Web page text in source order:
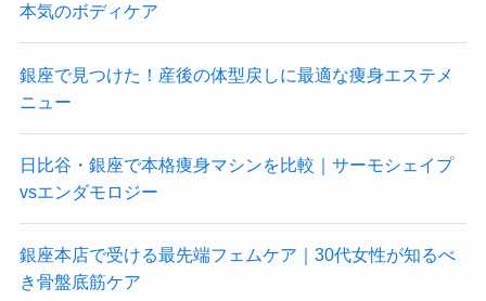
本気のボディケア
銀座で見つけた！産後の体型戻しに最適な痩身エステメ
ニュー
日比谷・銀座で本格痩身マシンを比較｜サーモシェイプ
vsエンダモロジー
銀座本店で受ける最先端フェムケア｜30代女性が知るべ
き骨盤底筋ケア